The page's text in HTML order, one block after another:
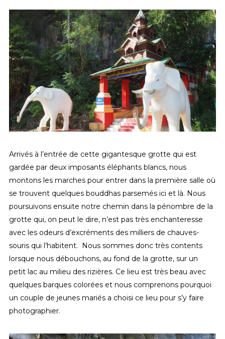
Arrivés à l’entrée de cette gigantesque grotte qui est
gardée par deux imposants éléphants blancs, nous
montons les marches pour entrer dans la première salle où
se trouvent quelques bouddhas parsemés ici et là. Nous
poursuivons ensuite notre chemin dans la pénombre de la
grotte qui, on peut le dire, n’est pas très enchanteresse
avec les odeurs d’excréments des milliers de chauves-
souris qui l’habitent. Nous sommes donc très contents
lorsque nous débouchons, au fond de la grotte, sur un
petit lac au milieu des rizières. Ce lieu est très beau avec
quelques barques colorées et nous comprenons pourquoi
un couple de jeunes mariés a choisi ce lieu pour s’y faire
photographier.